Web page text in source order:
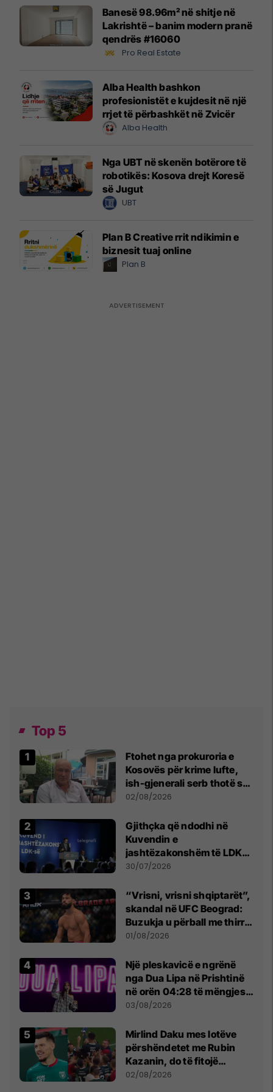
Banesë 98.96m² në shitje në
Lakrishtë – banim modern pranë
qendrës #16060
Pro Real Estate
Alba Health bashkon
profesionistët e kujdesit në një
rrjet të përbashkët në Zvicër
Alba Health
Nga UBT në skenën botërore të
robotikës: Kosova drejt Koresë
së Jugut
UBT
Plan B Creative rrit ndikimin e
biznesit tuaj online
Plan B
Top 5
Ftohet nga prokuroria e
Kosovës për krime lufte,
ish-gjenerali serb thotë se
dikush e tradhtoi në
02/08/2026
Gjithçka që ndodhi në
Kuvendin e
jashtëzakonshëm të LDK-
së
30/07/2026
“Vrisni, vrisni shqiptarët”,
skandal në UFC Beograd:
Buzukja u përball me thirrje
anti-shqiptare nga
01/08/2026
Një pleskavicë e ngrënë
nga Dua Lipa në Prishtinë
në orën 04:28 të mëngjesit
- dhe bota digjitale serbe
03/08/2026
Mirlind Daku mes lotëve
përshëndetet me Rubin
Kazanin, do të fitojë
miliona te Spartak Moska
02/08/2026